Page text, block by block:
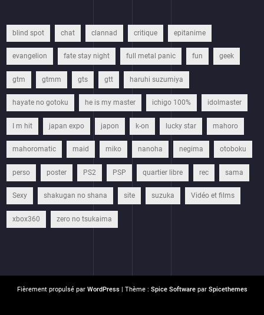
blind spot chat clannad critique epitanime
evangelion fate stay night full metal panic fun geek
gtm gtmm gts gtt haruhi suzumiya
hayate no gotoku he is my master ichigo 100% idolmaster
I m hit japan expo japon k-on lucky star mahoro
mahoromatic maid miko nanoha negima otoboku
perso poster PS2 PSP quartier libre rec sama
Sexy shakugan no shana site suzuka Vidéo et films
xbox360 zero no tsukaima
Fièrement propulsé par WordPress| Thème : Spice Softwarepar Spicethemes